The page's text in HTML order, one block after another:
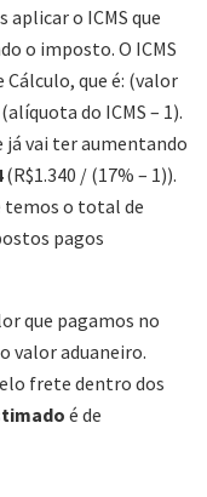
aplicar o ICMS que
o imposto. O ICMS
Cálculo, que é: (valor
do ICMS – 1).
já vai ter aumentando
(R$1.340 / (17% – 1)).
temos o total de
pagos
que pagamos no
valor aduaneiro.
frete dentro dos
é de